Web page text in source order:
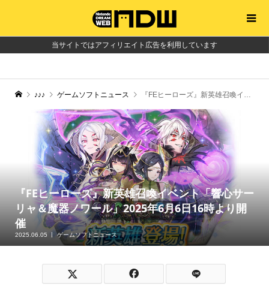
当サイトではアフィリエイト広告を利用しています
♪♪♪ ゲームソフトニュース 『FEヒーローズ』新英雄召喚イベント「響心サーリャ＆魔器ノワール」2025年6月6日16時より開催
『FEヒーローズ』新英雄召喚イベント「響心サー
リャ＆魔器ノワール」2025年6月6日16時より開
催
2025.06.05 ゲームソフトニュース